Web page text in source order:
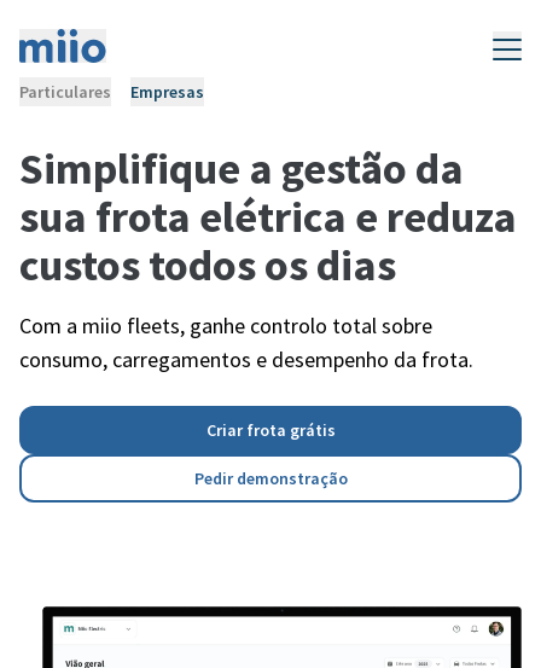
Particulares Empresas
Simplifique a gestão da
sua frota elétrica e reduza
custos todos os dias
Com a miio fleets, ganhe controlo total sobre
consumo, carregamentos e desempenho da frota.
Criar frota grátis
Pedir demonstração